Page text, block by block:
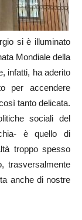
si è illuminato
Mondiale della
infatti, ha aderito
per accendere
tanto delicata.
sociali del
è quello di
troppo spesso
trasversalmente
anche di nostre